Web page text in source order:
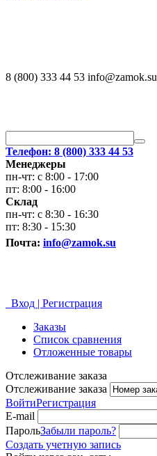
8 (800) 333 44 53 info@zamok.su
Телефон: 8 (800) 333 44 53
Менеджеры
пн-чт: с 8:00 - 17:00
пт: 8:00 - 16:00
Склад
пн-чт: с 8:30 - 16:30
пт: 8:30 - 15:30
Почта: info@zamok.su
Вход | Регистрация
Заказы
Список сравнения
Отложенные товары
Отслеживание заказа
Отслеживание заказа
ВойтиРегистрация
E-mail
ПарольЗабыли пароль?
Создать учетную запись